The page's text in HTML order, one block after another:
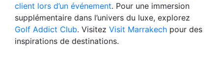
client lors d’un événement. Pour une immersion
supplémentaire dans l’univers du luxe, explorez
Golf Addict Club. Visitez Visit Marrakech pour des
inspirations de destinations.